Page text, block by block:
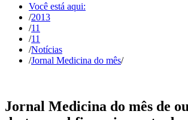
Você está aqui:
/2013
/11
/11
/Notícias
/Jornal Medicina do mês/
Jornal Medicina do mês de